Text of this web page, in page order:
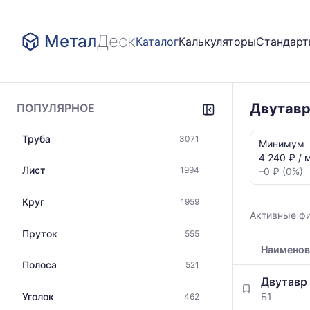
МеталДескКаталогКалькуляторы
ПОПУЛЯРНОЕ
Труба 3071
Лист 1994
Круг 1959
Пруток 555
Полоса 521
Уголок 462
динамика
цен:
Двутавр
Показаны
медианная
цена
по
Минимум
4 240 ₽ /
–0 ₽ (0%)
Активные
цен
Двутавр
Б1